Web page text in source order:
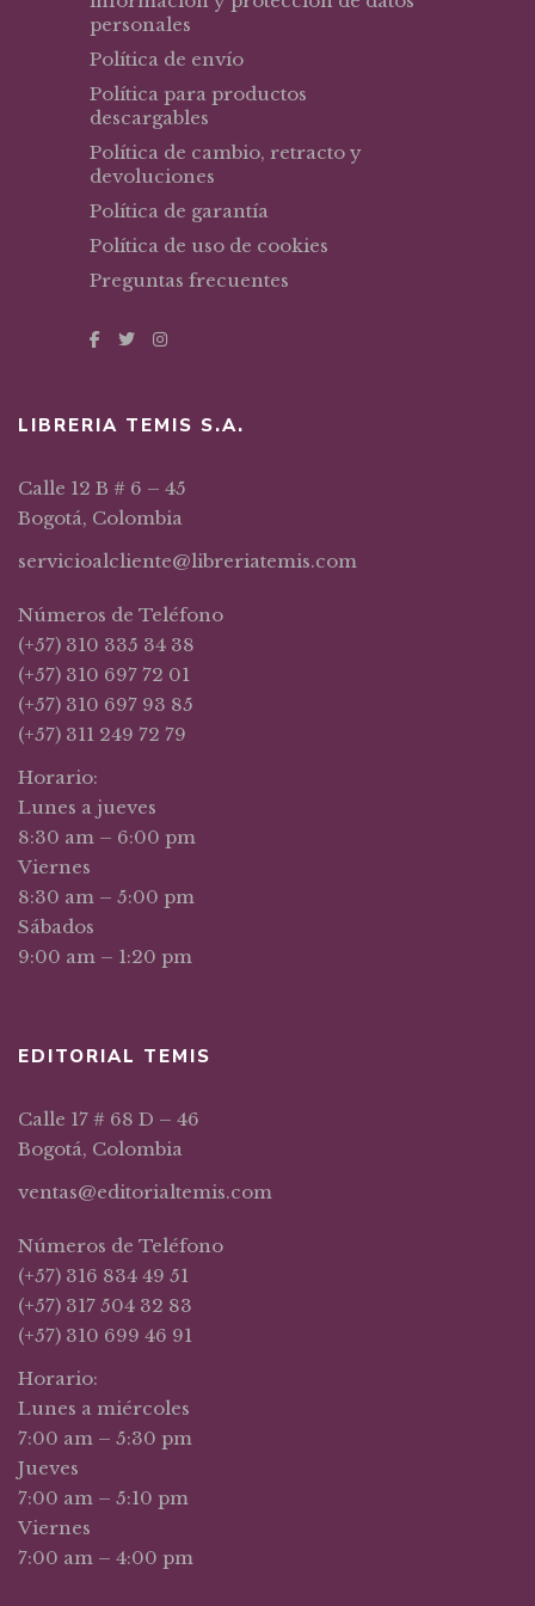
personales
Política de envío
Política para productos
descargables
Política de cambio, retracto y
devoluciones
Política de garantía
Política de uso de cookies
Preguntas frecuentes
LIBRERIA TEMIS S.A.
Calle 12 B # 6 – 45
Bogotá, Colombia
servicioalcliente@libreriatemis.com
Números de Teléfono
(+57) 310 335 34 38
(+57) 310 697 72 01
(+57) 310 697 93 85
(+57) 311 249 72 79
Horario:
Lunes a jueves
8:30 am – 6:00 pm
Viernes
8:30 am – 5:00 pm
Sábados
9:00 am – 1:20 pm
EDITORIAL TEMIS
Calle 17 # 68 D – 46
Bogotá, Colombia
ventas@editorialtemis.com
Números de Teléfono
(+57) 316 834 49 51
(+57) 317 504 32 83
(+57) 310 699 46 91
Horario:
Lunes a miércoles
7:00 am – 5:30 pm
Jueves
7:00 am – 5:10 pm
Viernes
7:00 am – 4:00 pm